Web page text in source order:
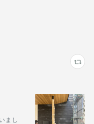
まし